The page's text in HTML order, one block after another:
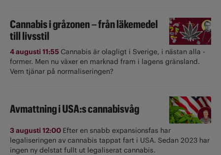
Cannabis i gråzonen – från läkemedel
till livsstil
4 augusti 11:55 Cannabis är olagligt i ­Sverige, i nästan alla ­
former. Men nu växer en marknad fram i lagens gränsland.
Vem tjänar på normaliseringen?
Avmattning i USA:s cannabisvåg
3 augusti 12:00 Efter en snabb expansionsfas har
legaliseringen av cannabis tappat fart i USA. Sedan 2023 har
ingen ny delstat fullt ut ­legaliserat cannabis.